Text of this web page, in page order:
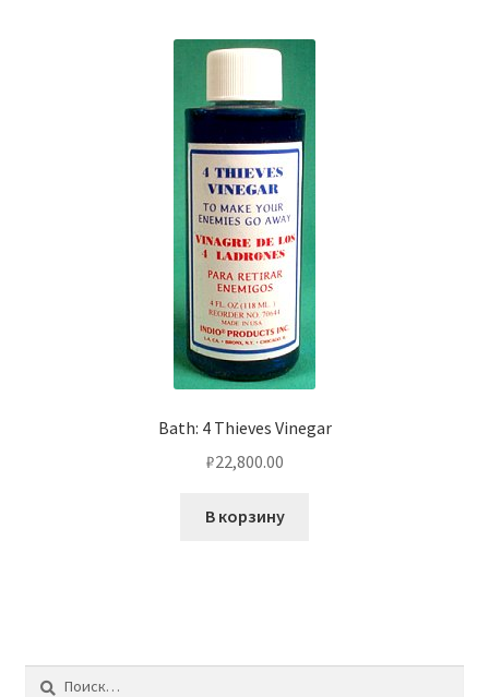
Bath: 4 Thieves Vinegar
₽22,800.00
В корзину
Найти: